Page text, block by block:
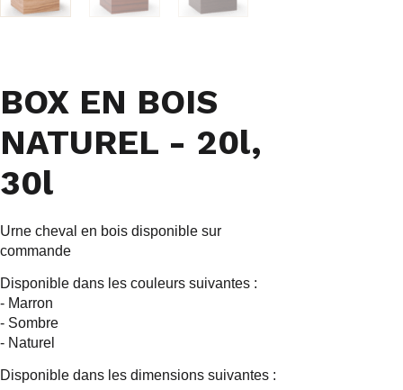
BOX EN BOIS
NATUREL - 20l,
30l
Urne cheval en bois disponible sur
commande
Disponible dans les couleurs suivantes :
- Marron
- Sombre
- Naturel
Disponible dans les dimensions suivantes :